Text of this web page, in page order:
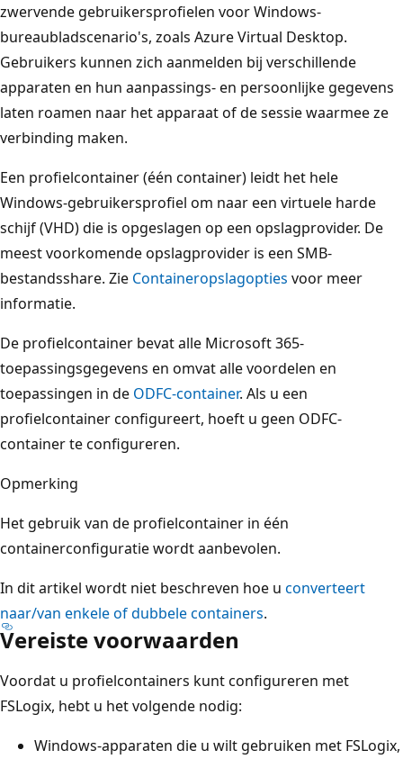
zwervende gebruikersprofielen voor Windows-
bureaubladscenario's, zoals Azure Virtual Desktop.
Gebruikers kunnen zich aanmelden bij verschillende
apparaten en hun aanpassings- en persoonlijke gegevens
laten roamen naar het apparaat of de sessie waarmee ze
verbinding maken.
Een profielcontainer (één container) leidt het hele
Windows-gebruikersprofiel om naar een virtuele harde
schijf (VHD) die is opgeslagen op een opslagprovider. De
meest voorkomende opslagprovider is een SMB-
bestandsshare. Zie Containeropslagopties voor meer
informatie.
De profielcontainer bevat alle Microsoft 365-
toepassingsgegevens en omvat alle voordelen en
toepassingen in de ODFC-container. Als u een
profielcontainer configureert, hoeft u geen ODFC-
container te configureren.
Opmerking
Het gebruik van de profielcontainer in één
containerconfiguratie wordt aanbevolen.
In dit artikel wordt niet beschreven hoe u converteert
naar/van enkele of dubbele containers.
Vereiste voorwaarden
Voordat u profielcontainers kunt configureren met
FSLogix, hebt u het volgende nodig:
Windows-apparaten die u wilt gebruiken met FSLogix,